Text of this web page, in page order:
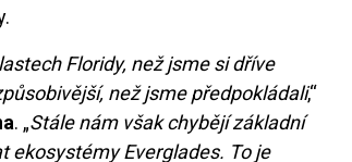
Floridy, než jsme si dříve
než jsme předpokládali,“
. „Stále nám však chybějí základní
ekosystémy Everglades. To je